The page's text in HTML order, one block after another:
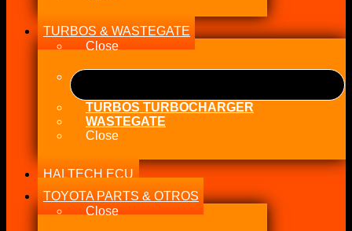
TURBOS & WASTEGATE
Close
TURBOS TURBOCHARGER
WASTEGATE
Close
HALTECH ECU
TOYOTA PARTS & OTROS
Close